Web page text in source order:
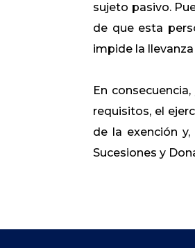
sujeto pasivo.
de que esta
impide la
En
requisitos, el
de la exención
Sucesiones y